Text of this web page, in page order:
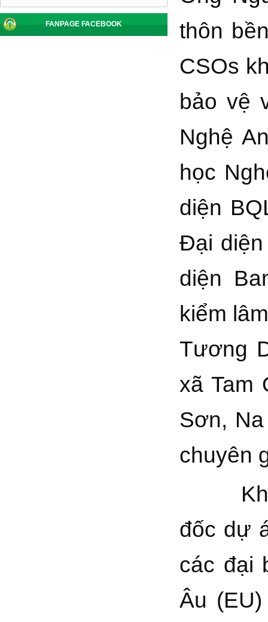
FANPAGE FACEBOOK
thôn
CSOs
bảo vệ
Nghệ
học
diện
Đại
diện
kiểm
Tương
xã Tam
Sơn,
chuyên
Khai
đốc dự
các đại
Âu